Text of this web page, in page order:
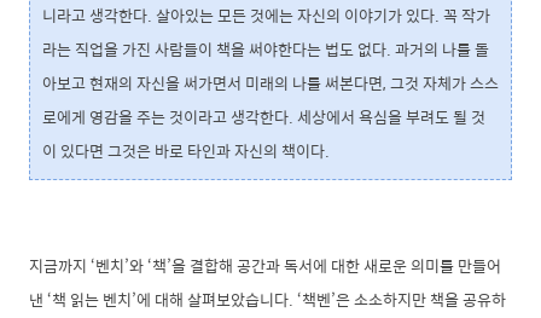
니라고 생각한다. 살아있는 모든 것에는 자신의 이야기가 있다. 꼭 작가
라는 직업을 가진 사람들이 책을 써야한다는 법도 없다. 과거의 나를 돌
아보고 현재의 자신을 써가면서 미래의 나를 써본다면, 그것 자체가 스스
로에게 영감을 주는 것이라고 생각한다. 세상에서 욕심을 부려도 될 것
이 있다면 그것은 바로 타인과 자신의 책이다.
지금까지 ‘벤치’와 ‘책’을 결합해 공간과 독서에 대한 새로운 의미를 만들어
낸 ‘책 읽는 벤치’에 대해 살펴보았습니다. ‘책벤’은 소소하지만 책을 공유하